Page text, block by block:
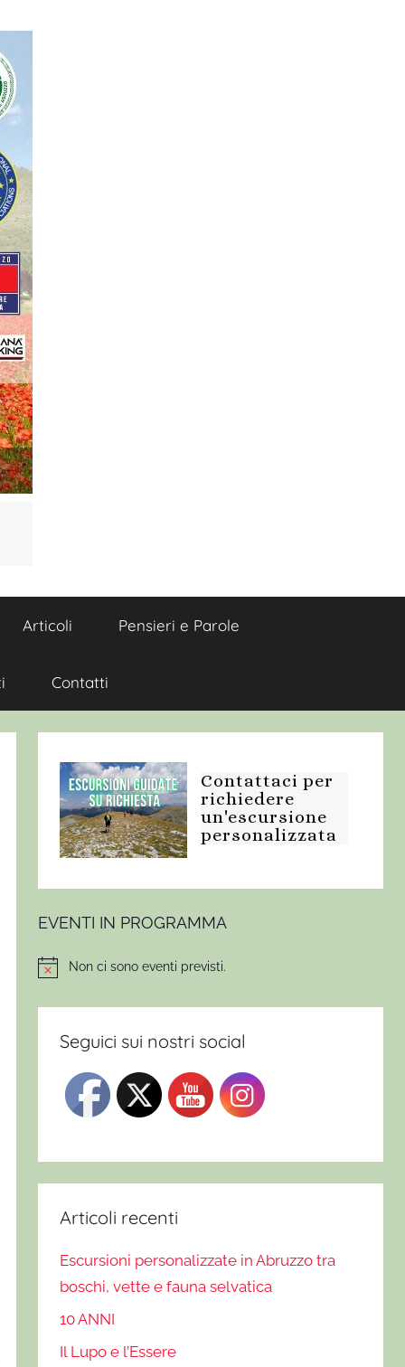
Articoli Pensieri e Parole
Contatti
Contattaci per
richiedere
un'escursione
personalizzata
EVENTI IN PROGRAMMA
NoticeNon ci sono eventi previsti.
Seguici sui nostri social
Articoli recenti
Escursioni personalizzate in Abruzzo tra
boschi, vette e fauna selvatica
10 ANNI
Il Lupo e l’Essere